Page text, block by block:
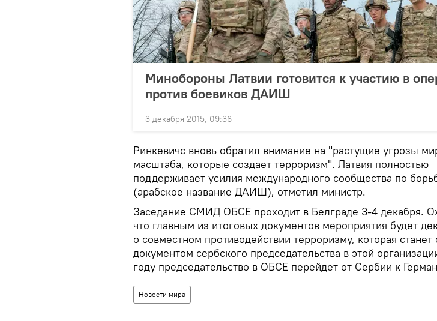
Минобороны Латвии готовится к участию в
против боевиков ДАИШ
3 декабря 2015, 09:36
Ринкевичс вновь обратил внимание на "растущие угрозы
масштаба, которые создает терроризм". Латвия полностью
поддерживает усилия международного сообщества по
(арабское название ДАИШ), отметил министр.
Заседание СМИД ОБСЕ проходит в Белграде 3-4 декабря.
что главным из итоговых документов мероприятия будет
о совместном противодействии терроризму, которая
документом сербского председательства в этой
году председательство в ОБСЕ перейдет от Сербии к
Новости мира